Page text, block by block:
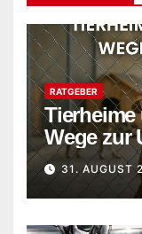
RATGEBER
Wege zur
31. AUGUST